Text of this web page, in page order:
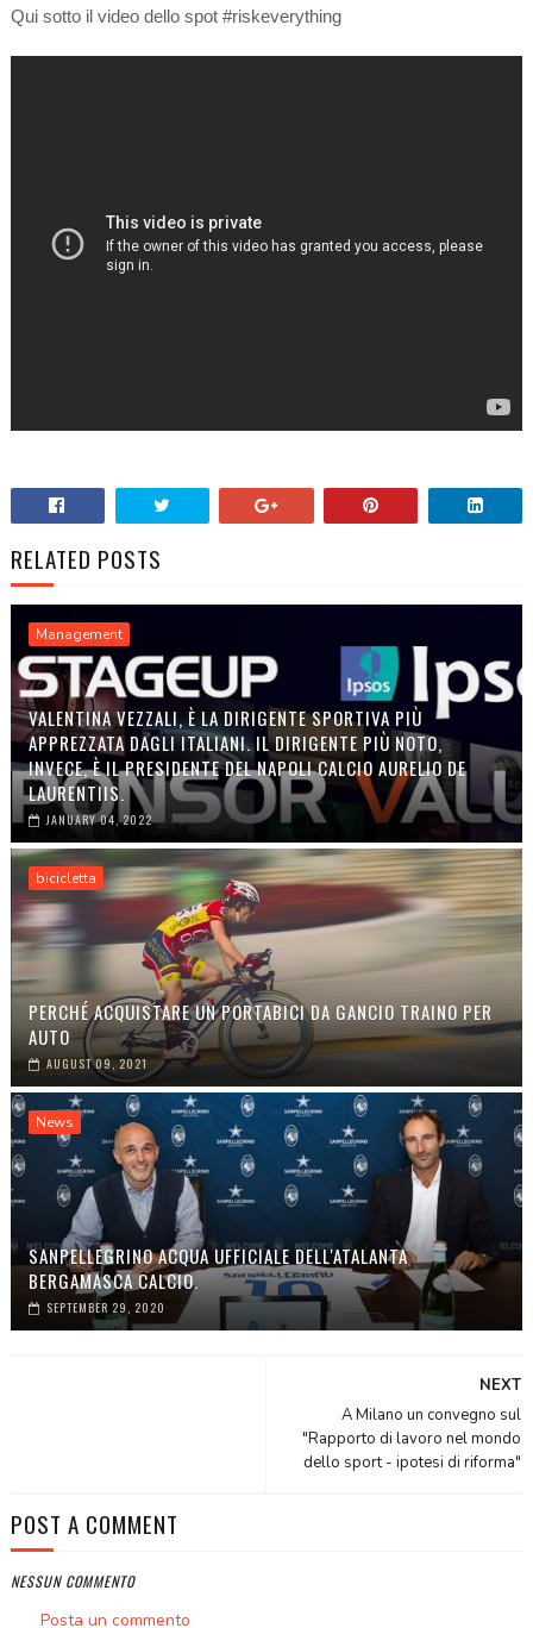
Qui sotto il video dello spot #riskeverything
RELATED POSTS
Management
VALENTINA VEZZALI, È LA DIRIGENTE SPORTIVA PIÙ
APPREZZATA DAGLI ITALIANI. IL DIRIGENTE PIÙ NOTO,
INVECE, È IL PRESIDENTE DEL NAPOLI CALCIO AURELIO DE
LAURENTIIS.
JANUARY 04, 2022
bicicletta
PERCHÉ ACQUISTARE UN PORTABICI DA GANCIO TRAINO PER
AUTO
AUGUST 09, 2021
News
SANPELLEGRINO ACQUA UFFICIALE DELL'ATALANTA
BERGAMASCA CALCIO.
SEPTEMBER 29, 2020
NEXT
A Milano un convegno sul
"Rapporto di lavoro nel mondo
dello sport - ipotesi di riforma"
POST A COMMENT
NESSUN COMMENTO
Posta un commento